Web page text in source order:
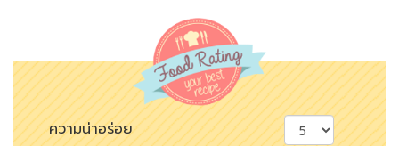
ความน่าอร่อย